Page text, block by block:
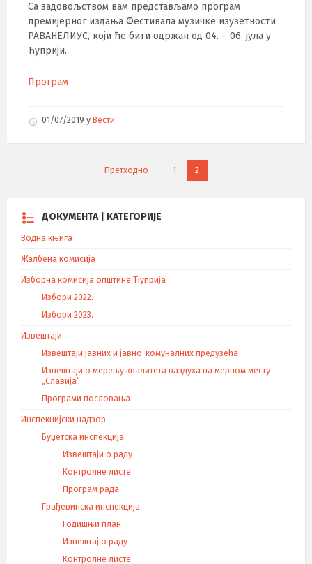
Са задовољством вам представљамо програм
премијерног издања Фестивала музичке изузетности
РАВАНЕЛИУС, који ће бити одржан од 04. – 06. јула у
Ћуприји.
Програм
01/07/2019 у Вести
Претходно 1 2
ДОКУМЕНТА | КАТЕГОРИЈЕ
Водна књига
Жалбена комисија
Изборна комисија општине Ћуприја
Избори 2022.
Избори 2023.
Извештаји
Извештаји јавних и јавно-комуналних предузећа
Извештаји о мерењу квалитета ваздуха на мерном месту
„Славија“
Програми пословања
Инспекцијски надзор
Буџетска инспекција
Извештаји о раду
Контролне листе
Програм рада
Грађевинска инспекција
Годишњи план
Извештај о раду
Контролне листе